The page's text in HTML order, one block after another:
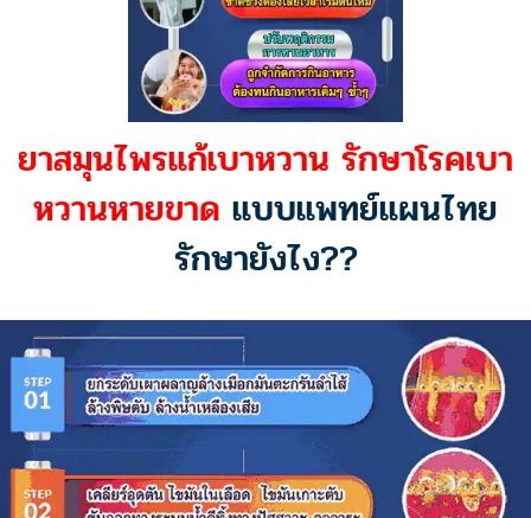
ยาสมุนไพรแก้เบาหวาน รักษาโรคเบา
หวานหายขาด แบบแพทย์แผนไทย
รักษายังไง??